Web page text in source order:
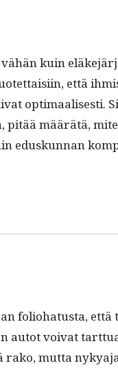
kuin
että
opti­maalis­es­ti.
pitää määrätä,
eduskun­nan
folio­ha­tus­ta,
autot voivat
rako, mut­ta